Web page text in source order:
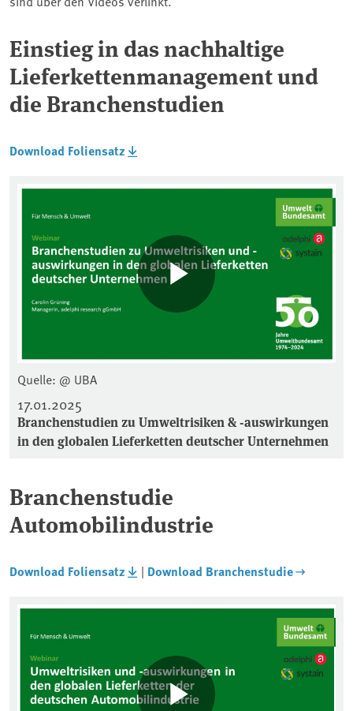
Einstieg in das nachhaltige
Lieferkettenmanagement und
die Branchenstudien
Download Foliensatz
Quelle: @ UBA
17.01.2025
Branchenstudien zu Umweltrisiken & -auswirkungen
in den globalen Lieferketten deutscher Unternehmen
Branchenstudie
Automobilindustrie
Download Foliensatz | Download Branchenstudie